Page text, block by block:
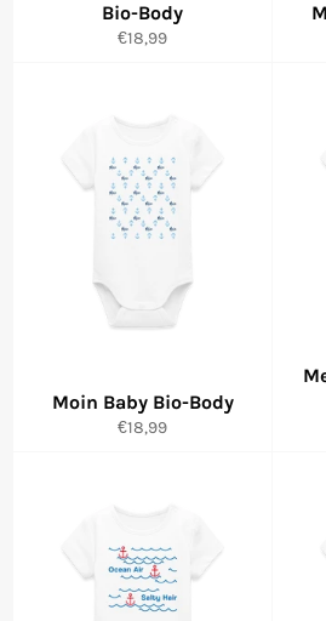
Bio-Body
Normaler
€18,99
Moin Baby Bio-Body
Normaler
€18,99